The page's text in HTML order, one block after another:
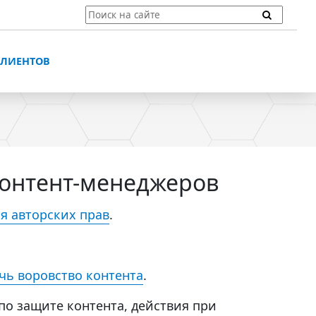
ПОДДЕРЖКА КЛИЕНТОВ
VT-CMF. СПРАВОЧНАЯ
ЗАДАТЬ ВОПРОС
КЛИЕНТОВ
менеджеров
авторских прав.
воровство контента.
защите контента, действия при